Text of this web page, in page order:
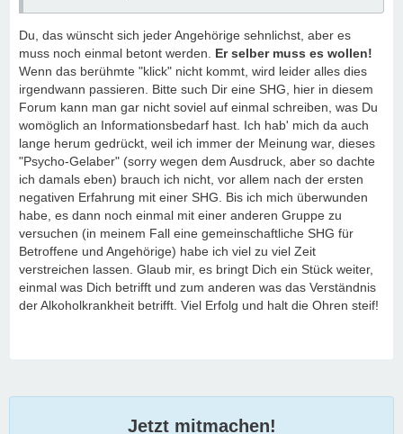
Du, das wünscht sich jeder Angehörige sehnlichst, aber es
muss noch einmal betont werden. Er selber muss es wollen!
Wenn das berühmte "klick" nicht kommt, wird leider alles dies
irgendwann passieren. Bitte such Dir eine SHG, hier in diesem
Forum kann man gar nicht soviel auf einmal schreiben, was Du
womöglich an Informationsbedarf hast. Ich hab' mich da auch
lange herum gedrückt, weil ich immer der Meinung war, dieses
"Psycho-Gelaber" (sorry wegen dem Ausdruck, aber so dachte
ich damals eben) brauch ich nicht, vor allem nach der ersten
negativen Erfahrung mit einer SHG. Bis ich mich überwunden
habe, es dann noch einmal mit einer anderen Gruppe zu
versuchen (in meinem Fall eine gemeinschaftliche SHG für
Betroffene und Angehörige) habe ich viel zu viel Zeit
verstreichen lassen. Glaub mir, es bringt Dich ein Stück weiter,
einmal was Dich betrifft und zum anderen was das Verständnis
der Alkoholkrankheit betrifft. Viel Erfolg und halt die Ohren steif!
Jetzt mitmachen!